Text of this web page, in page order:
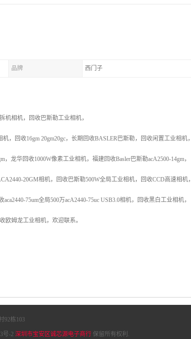
品牌 西门子
机相机，回收巴斯勒工业相机，
，回收16gm 20gm20gc，长期回收BASLER巴斯勒，回收闲置工业相机，
龙华回收1000W像素工业相机，福建回收Basler巴斯勒acA2500-14gm，
20GM相机，回收巴斯勒500W全局工业相机，回收CCD高速相机，
75um全局500万acA2440-75uc USB3.0相机，回收黑白工业相机，
欧姆龙工业相机，欢迎联系。
92栋103
号-2 深圳市宝安区诚芯源电子商行 保留所有权利.